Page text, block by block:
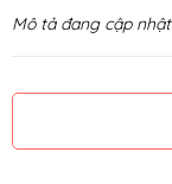
Mô tả đang cập nhật